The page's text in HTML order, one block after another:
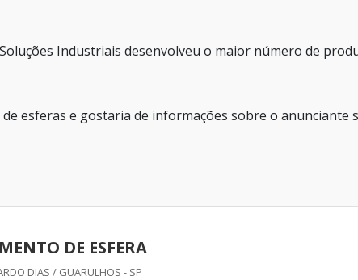
Industriais desenvolveu o maior número de
esferas e gostaria de informações sobre o anunciante
DE ESFERA
DIAS / GUARULHOS - SP